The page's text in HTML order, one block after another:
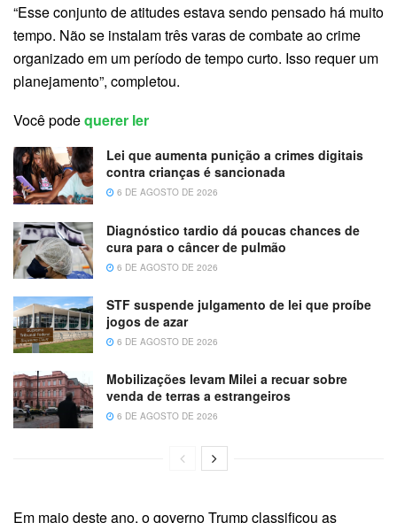
“Esse conjunto de atitudes estava sendo pensado há muito
tempo. Não se instalam três varas de combate ao crime
organizado em um período de tempo curto. Isso requer um
planejamento”, completou.
Você podequerer ler
Lei que aumenta punição a crimes digitais
contra crianças é sancionada
6 DE AGOSTO DE 2026
Diagnóstico tardio dá poucas chances de
cura para o câncer de pulmão
6 DE AGOSTO DE 2026
STF suspende julgamento de lei que proíbe
jogos de azar
6 DE AGOSTO DE 2026
Mobilizações levam Milei a recuar sobre
venda de terras a estrangeiros
6 DE AGOSTO DE 2026
Em maio deste ano, o governo Trump classificou as